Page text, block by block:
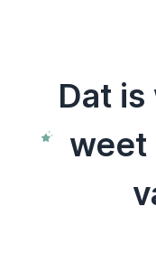
Dat is
weet